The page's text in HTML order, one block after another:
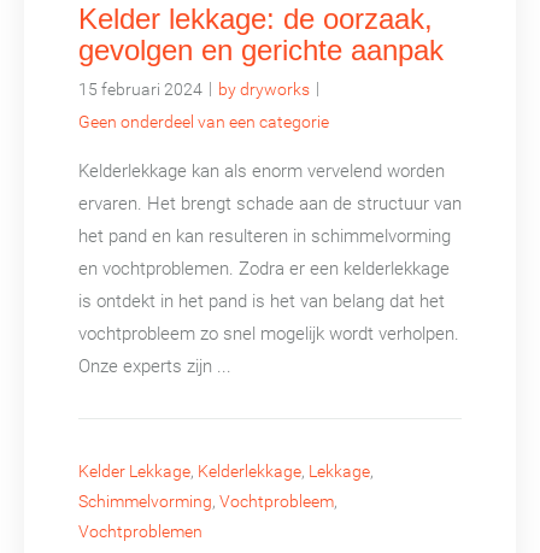
Kelder lekkage: de oorzaak,
gevolgen en gerichte aanpak
15 februari 2024 | by dryworks |
Geen onderdeel van een categorie
Kelderlekkage kan als enorm vervelend worden
ervaren. Het brengt schade aan de structuur van
het pand en kan resulteren in schimmelvorming
en vochtproblemen. Zodra er een kelderlekkage
is ontdekt in het pand is het van belang dat het
vochtprobleem zo snel mogelijk wordt verholpen.
Onze experts zijn ...
Kelder Lekkage, Kelderlekkage, Lekkage,
Schimmelvorming, Vochtprobleem,
Vochtproblemen